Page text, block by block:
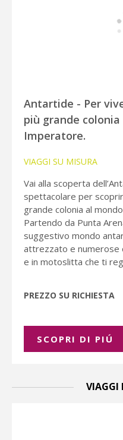
Antartide - Per
più grande
Imperatore.
VIAGGI SU MISURA
Vai alla scoperta
spettacolare per
grande colonia al
Partendo da Punta
suggestivo mondo
attrezzato e numerose
e in motoslitta che ti
PREZZO SU RICHIESTA
SCOPRI DI PIÚ
VIAGGI